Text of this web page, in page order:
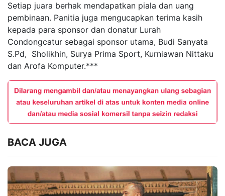
Setiap juara berhak mendapatkan piala dan uang
pembinaan. Panitia juga mengucapkan terima kasih
kepada para sponsor dan donatur Lurah
Condongcatur sebagai sponsor utama, Budi Sanyata
S.Pd, Sholikhin, Surya Prima Sport, Kurniawan Nittaku
dan Arofa Komputer.***
BACA JUGA